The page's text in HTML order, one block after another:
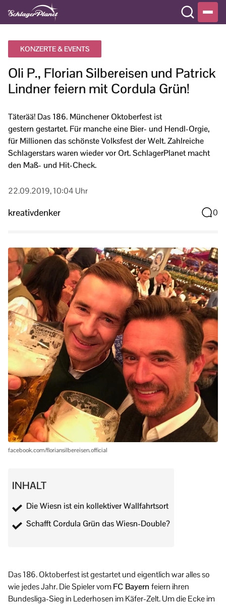
KONZERTE & EVENTS
Oli P., Florian Silbereisen und Patrick
Lindner feiern mit Cordula Grün!
Täterää! Das 186. Münchener Oktoberfest ist
gestern gestartet. Für manche eine Bier- und Hendl-Orgie,
für Millionen das schönste Volksfest der Welt. Zahlreiche
Schlagerstars waren wieder vor Ort. SchlagerPlanet macht
den Maß- und Hit-Check.
22.09.2019, 10:04 Uhr
kreativdenker 0
facebook.com/floriansilbereisen.official
INHALT
Die Wiesn ist ein kollektiver Wallfahrtsort
Schafft Cordula Grün das Wiesn-Double?
Das 186. Oktoberfest ist gestartet und eigentlich war alles so
wie jedes Jahr. Die Spieler vomFC Bayern feiern ihren
Bundesliga-Sieg in Lederhosen im Käfer-Zelt. Um die Ecke im